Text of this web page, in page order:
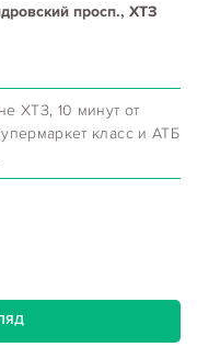
просп., ХТЗ
ХТЗ, 10 минут от
класс и АТБ